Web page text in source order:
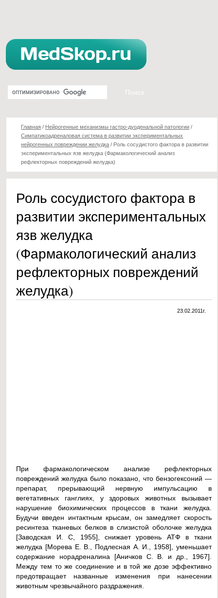
Главная / Нейрогенные механизмы гастро-дуоденальной патологии /
Симпатикоадреналовая система в развитии экспериментальных
нейрогенных повреждении желудка / Роль сосудистого фактора в развитии
экспериментальных язв желудка (Фармакологический анализ
рефлекторных повреждений желудка)
Роль сосудистого фактора в
развитии экспериментальных
язв желудка
(Фармакологический анализ
рефлекторных повреждений
желудка)
23.02.2011г.
При фармакологическом анализе рефлекторных
повреждений желудка было показано, что бензогексоний —
препарат, прерывающий нервную импульсацию в
вегетативных ганглиях, у здоровых животных вызывает
нарушение биохимических процессов в ткани желудка.
Будучи введен интактным крысам, он замедляет скорость
ресинтеза тканевых белков в слизистой оболочке желудка
[Заводская И. С, 1955], снижает уровень АТФ в ткани
желудка [Морева Е. В., Подлесная А. И., 1958], уменьшает
содержание норадреналина [Аничков С. В. и др., 1967].
Между тем то же соединение и в той же дозе эффективно
предотвращает названные изменения при нанесении
животным чрезвычайного раздражения.